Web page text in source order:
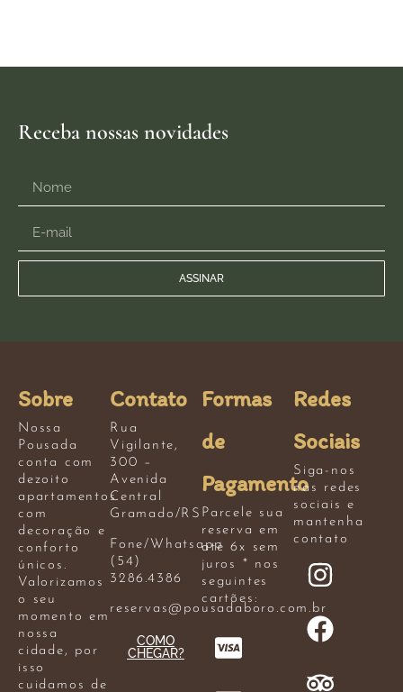
Receba nossas novidades
ASSINAR
Sobre
Nossa
Pousada
conta com
dezoito
apartamentos
com
decoração e
conforto
únicos.
Valorizamos
o seu
momento em
nossa
cidade, por
isso
cuidamos de
Contato
Rua
Vigilante,
300 –
Avenida
Central
Gramado/RS
Fone/Whatsapp
(54)
3286.4386
reservas@pousadaboro.com.br
COMO
CHEGAR?
Formas
de
Pagamento
Parcele sua
reserva em
até 6x sem
juros * nos
seguintes
cartões:
Redes
Sociais
Siga-nos
nas redes
sociais e
mantenha
contato